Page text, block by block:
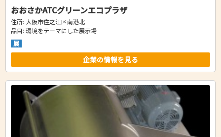
おおさかATCグリーンエコプラザ
住所: 大阪市住之江区南港北
品目: 環境をテーマにした展示場
展
企業の情報を見る